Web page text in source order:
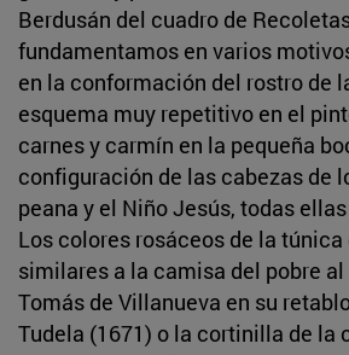
Berdusán del cuadro de
fundamentamos en varios
en la conformación del rostro de
esquema muy repetitivo en el
carnes y carmín en la pequeña
configuración de las cabezas de
peana y el Niño Jesús, todas
Los colores rosáceos de la túnica
similares a la camisa del pobre
Tomás de Villanueva en su
Tudela (1671) o la cortinilla de la